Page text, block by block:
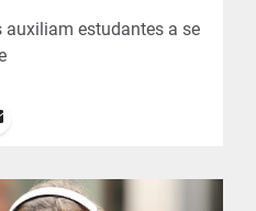
estudantes a se